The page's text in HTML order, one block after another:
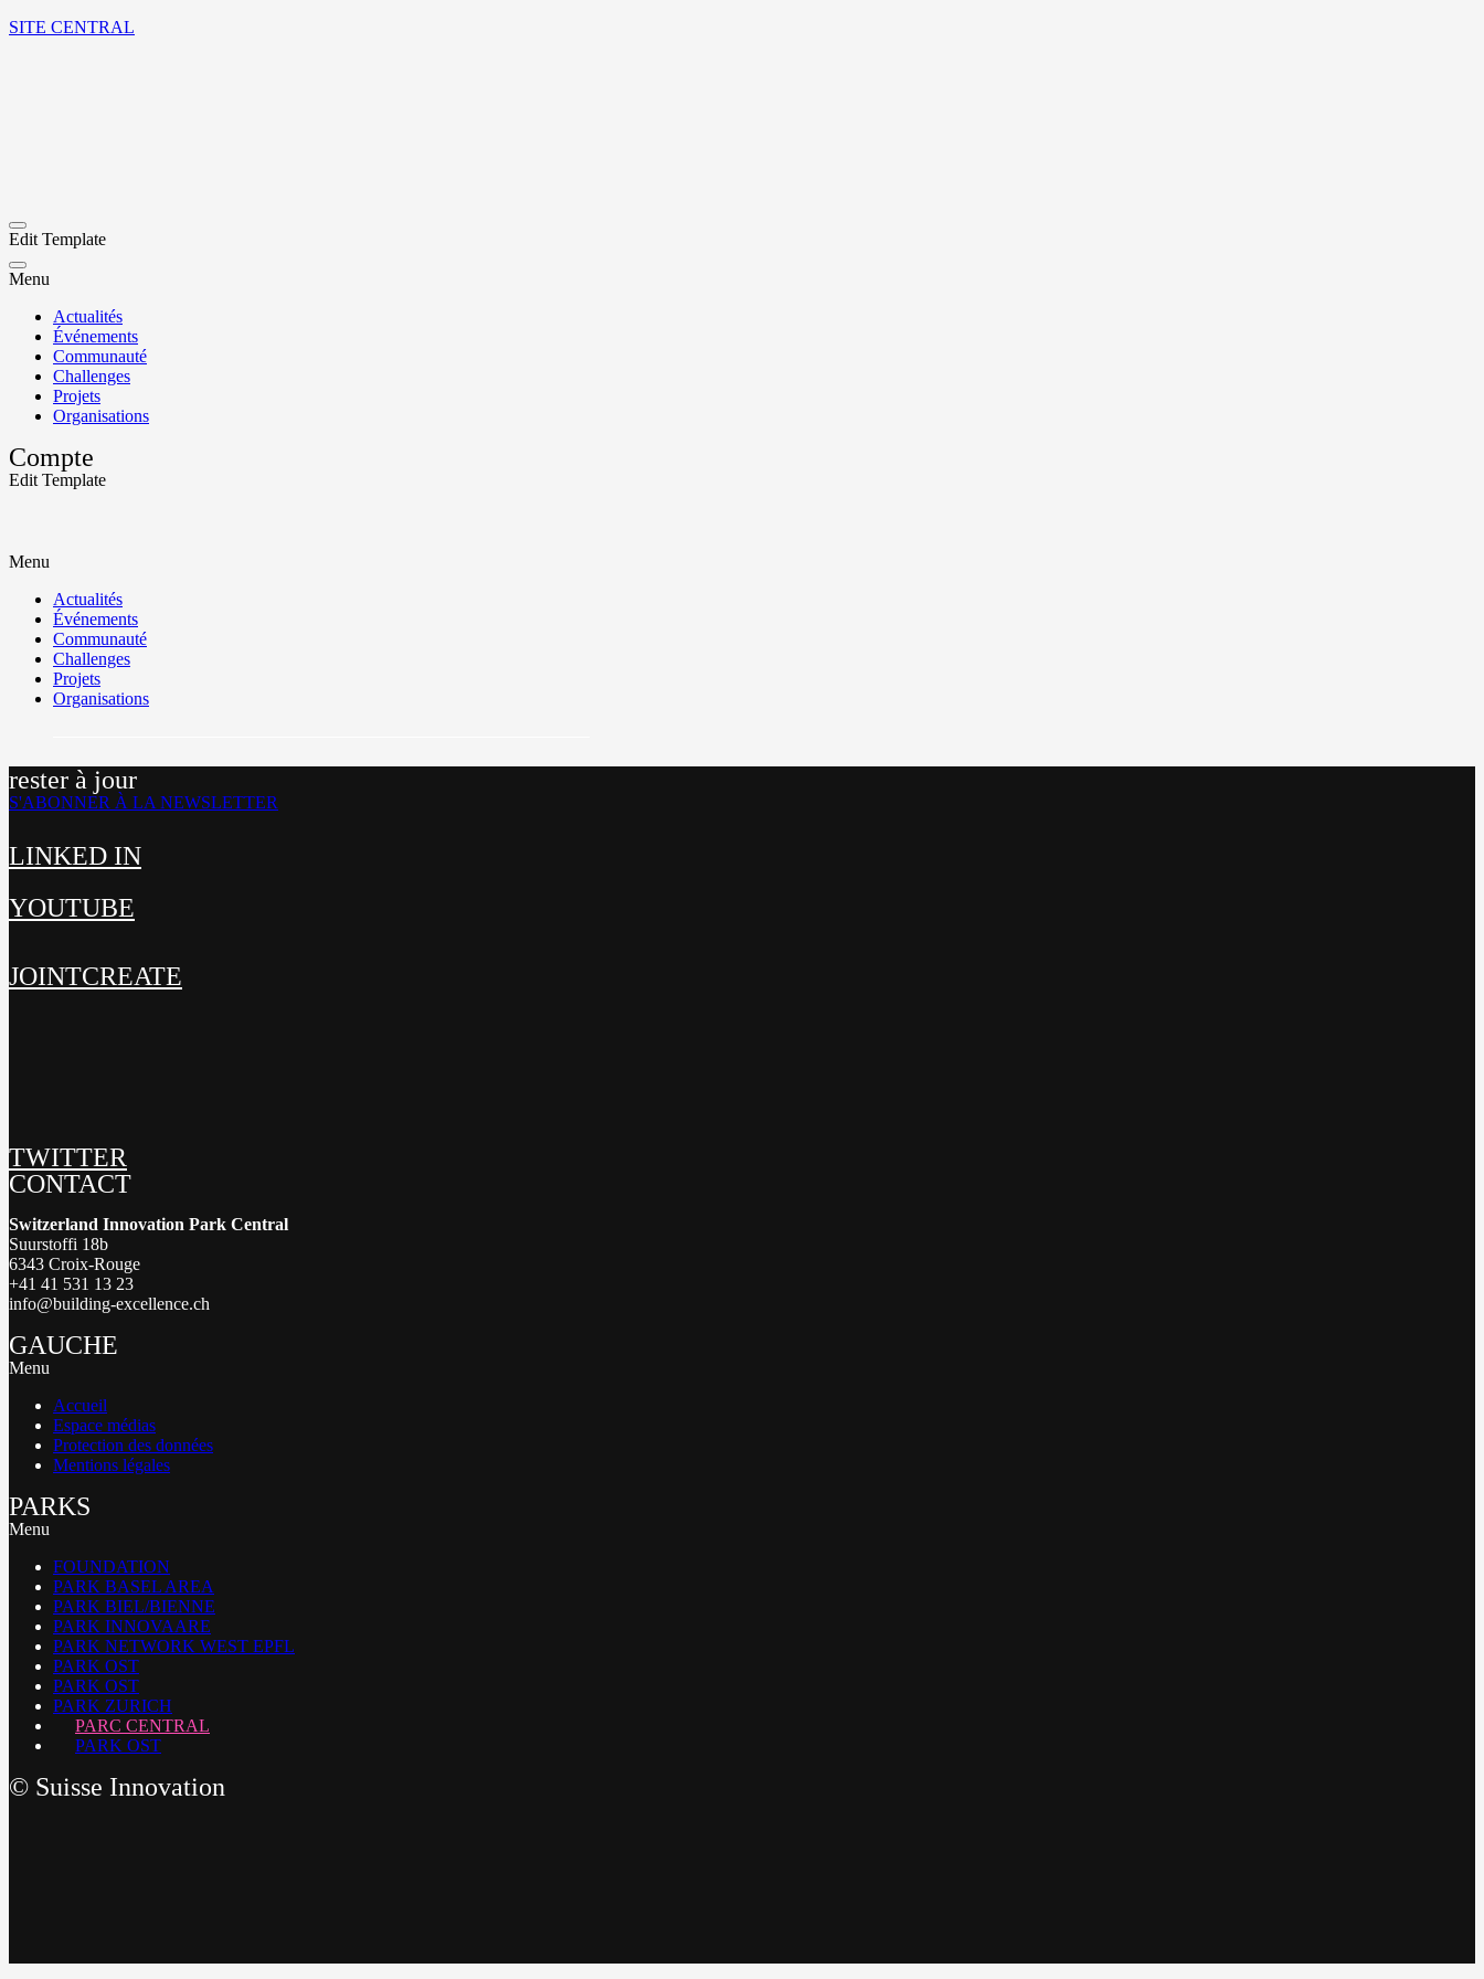
SITE CENTRAL
Menu
Actualités
Événements
Communauté
Challenges
Projets
Organisations
Edit Template
Menu
Actualités
Événements
Communauté
Challenges
Projets
Organisations
Compte
Edit Template
rester à jour
S'ABONNER À LA NEWSLETTER
LINKED IN
YOUTUBE
JOINTCREATE
TWITTER
CONTACT
Switzerland Innovation Park Central
Suurstoffi 18b
6343 Croix-Rouge
+41 41 531 13 23
info@building-excellence.ch
GAUCHE
Menu
Accueil
Espace médias
Protection des données
Mentions légales
PARKS
Menu
FOUNDATION
PARK BASEL AREA
PARK BIEL/BIENNE
PARK INNOVAARE
PARK NETWORK WEST EPFL
PARK OST
PARK OST
PARK ZURICH
PARC CENTRAL
PARK OST
© Suisse Innovation